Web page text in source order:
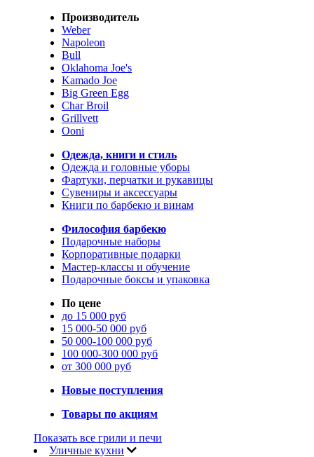
Производитель
Weber
Napoleon
Bull
Oklahoma Joe's
Kamado Joe
Big Green Egg
Char Broil
Grillvett
Ooni
Одежда, книги и стиль
Одежда и головные уборы
Фартуки, перчатки и рукавицы
Сувениры и аксессуары
Книги по барбекю и винам
Философия барбекю
Подарочные наборы
Корпоративные подарки
Мастер-классы и обучение
Подарочные боксы и упаковка
По цене
до 15 000 руб
15 000-50 000 руб
50 000-100 000 руб
100 000-300 000 руб
от 300 000 руб
Новые поступления
Товары по акциям
Показать все грили и печи
Уличные кухни